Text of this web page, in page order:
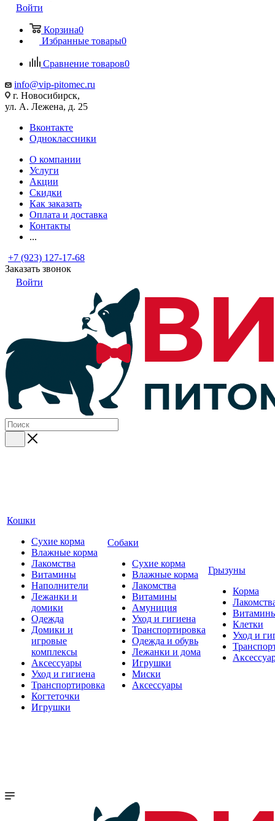
Войти
Корзина0
Избранные товары0
Сравнение товаров0
info@vip-pitomec.ru
г. Новосибирск,
ул. А. Лежена, д. 25
Вконтакте
Одноклассники
О компании
Услуги
Акции
Скидки
Как заказать
Оплата и доставка
Контакты
...
+7 (923) 127-17-68
Заказать звонок
Войти
Кошки
Сухие корма
Влажные корма
Лакомства
Витамины
Наполнители
Лежанки и
домики
Одежда
Домики и
игровые
комплексы
Аксессуары
Уход и гигиена
Транспортировка
Когтеточки
Игрушки
Собаки
Сухие корма
Влажные корма
Лакомства
Витамины
Амуниция
Уход и гигиена
Транспортировка
Одежда и обувь
Лежанки и дома
Игрушки
Миски
Аксессуары
Грызуны
Корма
Клетки
Уход и